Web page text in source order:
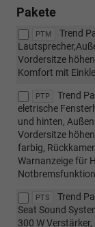
Pakete
PTM
Trend
Vordersitze
Komfort mit
PTP
Trend
eletrische
und hinten,
Vordersitze
farbig,
Warnanzeige für
PTS
Trend
Seat Sound
300 W